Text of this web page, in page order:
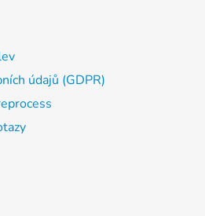
údajů (GDPR)